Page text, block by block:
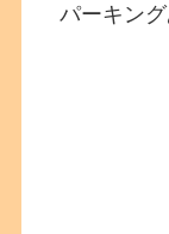
パーキング